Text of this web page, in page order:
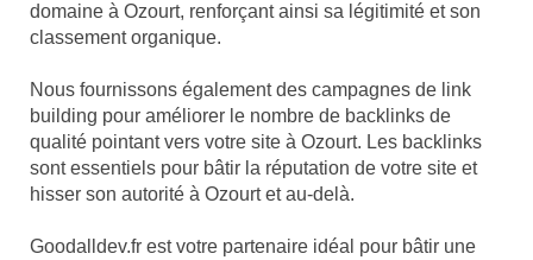
domaine à Ozourt, renforçant ainsi sa légitimité et son
classement organique.
Nous fournissons également des campagnes de link
building pour améliorer le nombre de backlinks de
qualité pointant vers votre site à Ozourt. Les backlinks
sont essentiels pour bâtir la réputation de votre site et
hisser son autorité à Ozourt et au-delà.
Goodalldev.fr est votre partenaire idéal pour bâtir une